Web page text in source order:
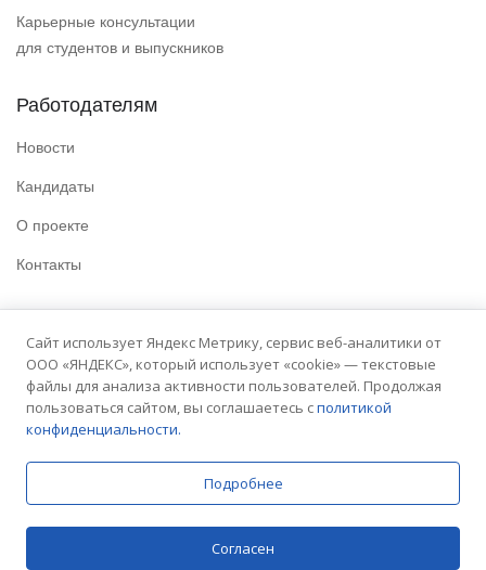
Карьерные консультации
для студентов и выпускников
Работодателям
Новости
Кандидаты
О проекте
Контакты
Политика конфиденциальности
Условия использования
Сайт университета
© 2025 Embit. Все права защищены.
Сайт использует Яндекс Метрику, сервис веб-аналитики от
ООО «ЯНДЕКС», который использует «cookie» — текстовые
файлы для анализа активности пользователей. Продолжая
пользоваться сайтом, вы соглашаетесь сполитикой
конфиденциальности.
Подробнее
Согласен